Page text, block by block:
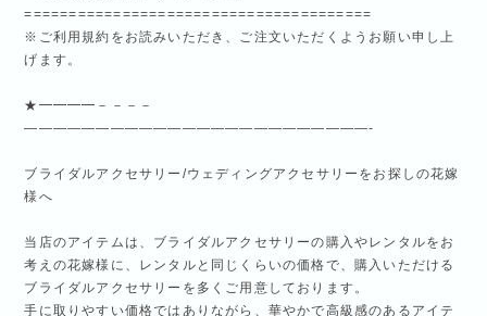
=======================================
※ご利用規約をお読みいただき、ご注文いただくようお願い申し上
げます。
★━━━━－－－－
————————————————————————-
ブライダルアクセサリー/ウェディングアクセサリーをお探しの花嫁
様へ
当店のアイテムは、ブライダルアクセサリーの購入やレンタルをお
考えの花嫁様に、レンタルと同じくらいの価格で、購入いただける
ブライダルアクセサリーを多くご用意しております。
手に取りやすい価格ではありながら、華やかで高級感のあるアイテ